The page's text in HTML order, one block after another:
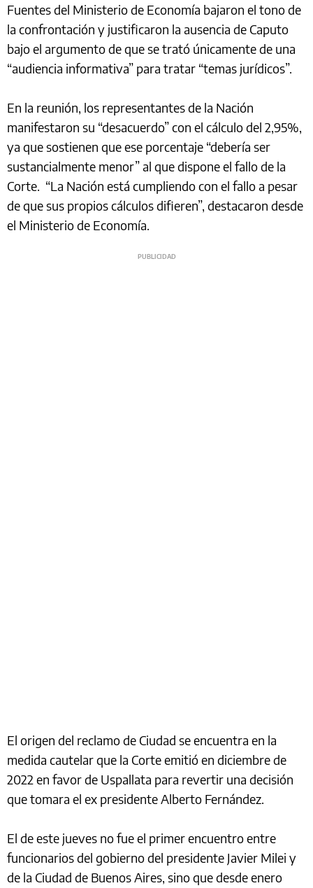
Fuentes del Ministerio de Economía bajaron el tono de
la confrontación y justificaron la ausencia de Caputo
bajo el argumento de que se trató únicamente de una
“audiencia informativa” para tratar “temas jurídicos”.
En la reunión, los representantes de la Nación
manifestaron su “desacuerdo” con el cálculo del 2,95%,
ya que sostienen que ese porcentaje “debería ser
sustancialmente menor” al que dispone el fallo de la
Corte. “La Nación está cumpliendo con el fallo a pesar
de que sus propios cálculos difieren”, destacaron desde
el Ministerio de Economía.
El origen del reclamo de Ciudad se encuentra en la
medida cautelar que la Corte emitió en diciembre de
2022 en favor de Uspallata para revertir una decisión
que tomara el ex presidente Alberto Fernández.
El de este jueves no fue el primer encuentro entre
funcionarios del gobierno del presidente Javier Milei y
de la Ciudad de Buenos Aires, sino que desde enero